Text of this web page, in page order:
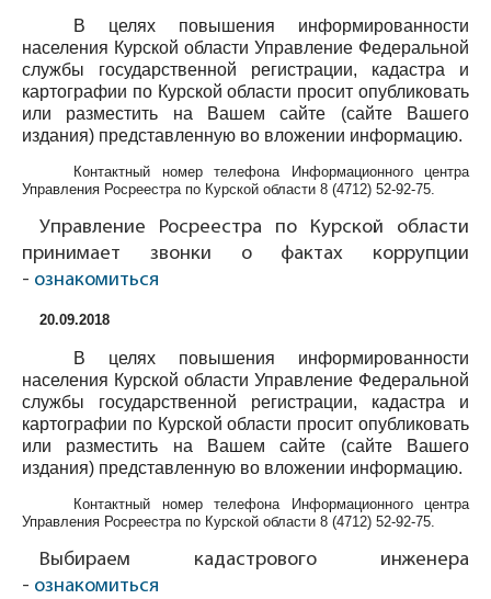
В целях повышения информированности
населения Курской области Управление Федеральной
службы государственной регистрации, кадастра и
картографии по Курской области просит опубликовать
или разместить на Вашем сайте (сайте Вашего
издания) представленную во вложении информацию.
Контактный номер телефона Информационного центра
Управления Росреестра по Курской области 8 (4712) 52-92-75.
Управление Росреестра по Курской области
принимает звонки о фактах коррупции
- ознакомиться
20.09.2018
В целях повышения информированности
населения Курской области Управление Федеральной
службы государственной регистрации, кадастра и
картографии по Курской области просит опубликовать
или разместить на Вашем сайте (сайте Вашего
издания) представленную во вложении информацию.
Контактный номер телефона Информационного центра
Управления Росреестра по Курской области 8 (4712) 52-92-75.
Выбираем кадастрового инженера
- ознакомиться